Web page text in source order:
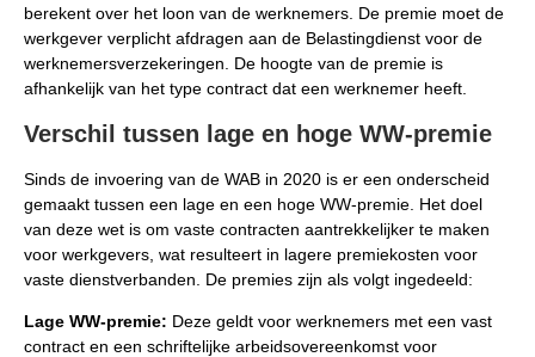
berekent over het loon van de werknemers. De premie moet de
werkgever verplicht afdragen aan de Belastingdienst voor de
werknemersverzekeringen. De hoogte van de premie is
afhankelijk van het type contract dat een werknemer heeft.
Verschil tussen lage en hoge WW-premie
Sinds de invoering van de WAB in 2020 is er een onderscheid
gemaakt tussen een lage en een hoge WW-premie. Het doel
van deze wet is om vaste contracten aantrekkelijker te maken
voor werkgevers, wat resulteert in lagere premiekosten voor
vaste dienstverbanden. De premies zijn als volgt ingedeeld:
Lage WW-premie: Deze geldt voor werknemers met een vast
contract en een schriftelijke arbeidsovereenkomst voor